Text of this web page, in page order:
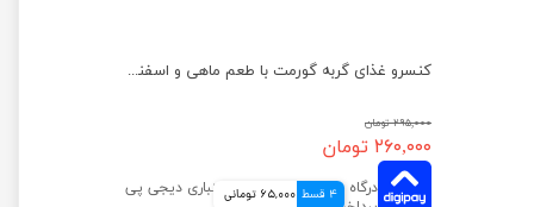
کنسرو غذای گربه گورمت با طعم ماهی و اسفناج وزن ۸۵ گرم
۲۹۵,۰۰۰ تومان
۲۶۰,۰۰۰ تومان
4 قسط 65,000 تومانی